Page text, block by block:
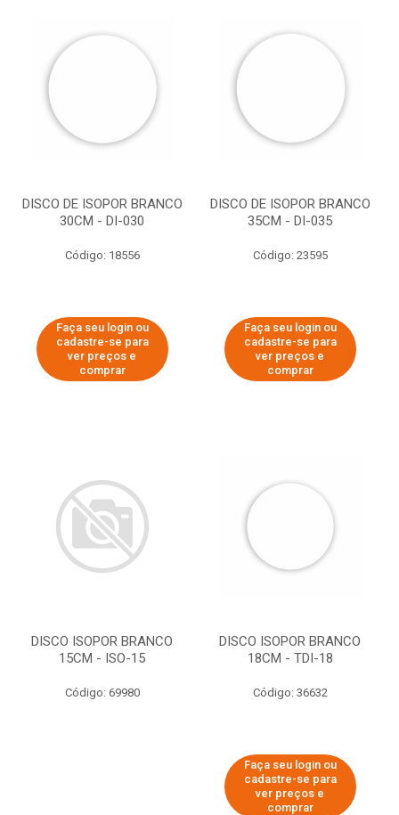
DISCO DE ISOPOR BRANCO
30CM - DI-030
Código: 18556
Faça seu login ou
cadastre-se para
ver preços e
comprar
DISCO DE ISOPOR BRANCO
35CM - DI-035
Código: 23595
Faça seu login ou
cadastre-se para
ver preços e
comprar
DISCO ISOPOR BRANCO
15CM - ISO-15
Código: 69980
DISCO ISOPOR BRANCO
18CM - TDI-18
Código: 36632
Faça seu login ou
cadastre-se para
ver preços e
comprar